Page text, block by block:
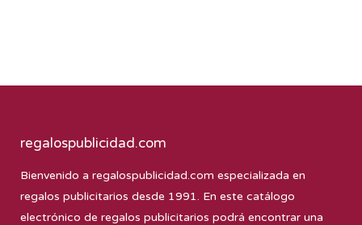
regalospublicidad.com
Bienvenido a regalospublicidad.com especializada en
regalos publicitarios desde 1991. En este catálogo
electrónico de regalos publicitarios podrá encontrar una